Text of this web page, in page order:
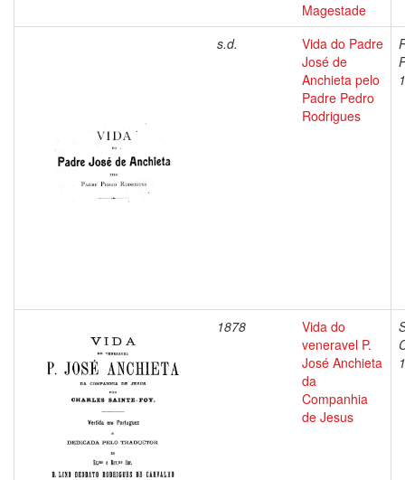
Magestade
s.d.
Vida do Padre
José de
Anchieta pelo
Padre Pedro
Rodrigues
1878
Vida do
veneravel P.
José Anchieta
da
Companhia
de Jesus